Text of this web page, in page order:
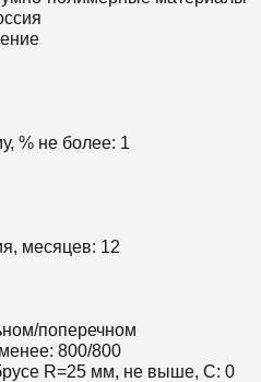
% не более: 1
месяцев: 12
поперечном
800/800
R=25 мм, не выше, С: 0